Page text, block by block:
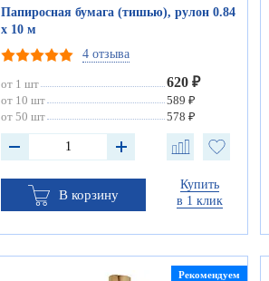
Папиросная бумага (тишью), рулон 0.84
х 10 м
4 отзыва
от 1 шт 620 ₽
от 10 шт
589 ₽
от 50 шт
578 ₽
В корзину
Купить
в 1 клик
Рекомендуем